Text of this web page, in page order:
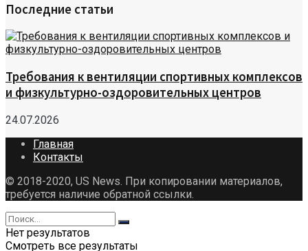
Последние статьи
Требования к вентиляции спортивных комплексов
и физкультурно-оздоровительных центров
24.07.2026
Главная
Контакты
© 2018-2020, US News. При копировании материалов,
требуется наличие обратной ссылки.
Нет результатов
Смотреть все результаты